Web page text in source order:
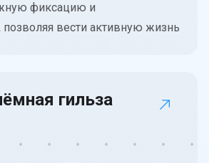
фиксацию и
позволяя вести активную жизнь
гильза